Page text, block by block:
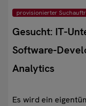
provisionierter
Gesucht: IT-
Software-
Analytics
Es wird ein